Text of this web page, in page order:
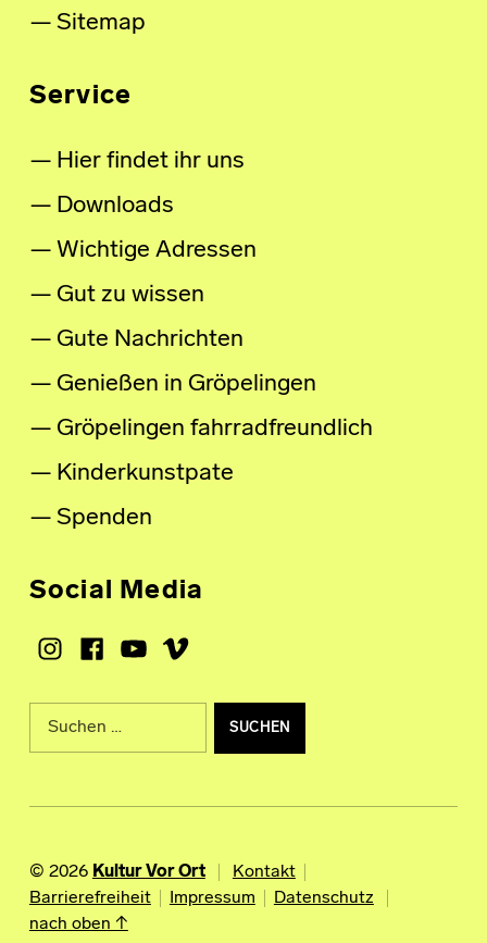
Sitemap
Service
Hier findet ihr uns
Downloads
Wichtige Adressen
Gut zu wissen
Gute Nachrichten
Genießen in Gröpelingen
Gröpelingen fahrradfreundlich
Kinderkunstpate
Spenden
Social Media
Instagram
Facebook
Youtube
Vimeo
Suche nach:
© 2026 Kultur Vor Ort
Kontakt
Barrierefreiheit
Impressum
Datenschutz
nach oben ↑